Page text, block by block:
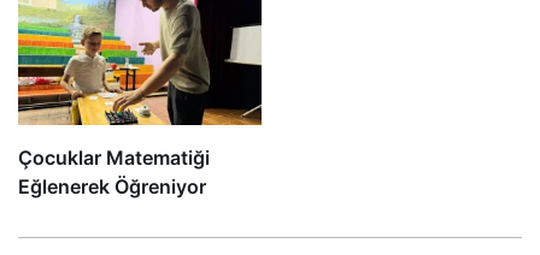
Çocuklar Matematiği
Eğlenerek Öğreniyor